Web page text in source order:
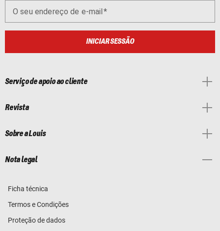
O seu endereço de e-mail
INICIAR SESSÃO
Serviço de apoio ao cliente
Revista
Sobre a Louis
Nota legal
Ficha técnica
Termos e Condições
Proteção de dados